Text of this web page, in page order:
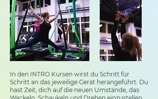
In den INTRO Kursen wirst du Schritt für
Schritt an das jeweilige Gerät herangeführt. Du
hast Zeit, dich auf die neuen Umstände, das